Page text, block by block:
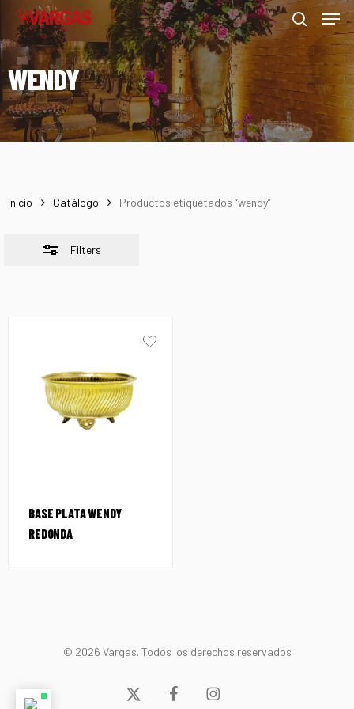
Skip
main
content
search
Menu
WENDY
Inicio Catálogo Productos etiquetados “wendy”
Filters
Close
Filters
BASE PLATA WENDY
REDONDA
© 2026 Vargas. Todos los derechos reservados
x-
facebookinstagram
Menu